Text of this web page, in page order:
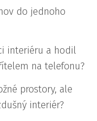
do jednoho
interiéru a hodil
na telefonu?
prostory, ale
interiér?